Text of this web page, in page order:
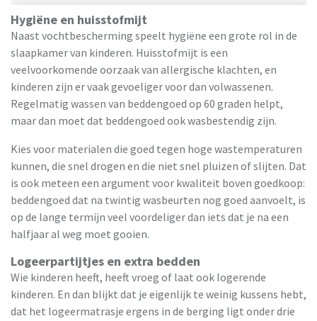
Hygiëne en huisstofmijt
Naast vochtbescherming speelt hygiëne een grote rol in de
slaapkamer van kinderen. Huisstofmijt is een
veelvoorkomende oorzaak van allergische klachten, en
kinderen zijn er vaak gevoeliger voor dan volwassenen.
Regelmatig wassen van beddengoed op 60 graden helpt,
maar dan moet dat beddengoed ook wasbestendig zijn.
Kies voor materialen die goed tegen hoge wastemperaturen
kunnen, die snel drogen en die niet snel pluizen of slijten. Dat
is ook meteen een argument voor kwaliteit boven goedkoop:
beddengoed dat na twintig wasbeurten nog goed aanvoelt, is
op de lange termijn veel voordeliger dan iets dat je na een
halfjaar al weg moet gooien.
Logeerpartijtjes en extra bedden
Wie kinderen heeft, heeft vroeg of laat ook logerende
kinderen. En dan blijkt dat je eigenlijk te weinig kussens hebt,
dat het logeermatrasje ergens in de berging ligt onder drie